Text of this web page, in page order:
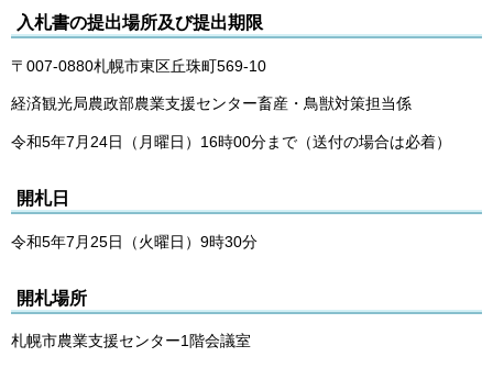
入札書の提出場所及び提出期限
〒007-0880札幌市東区丘珠町569-10
経済観光局農政部農業支援センター畜産・鳥獣対策担当係
令和5年7月24日（月曜日）16時00分まで（送付の場合は必着）
開札日
令和5年7月25日（火曜日）9時30分
開札場所
札幌市農業支援センター1階会議室